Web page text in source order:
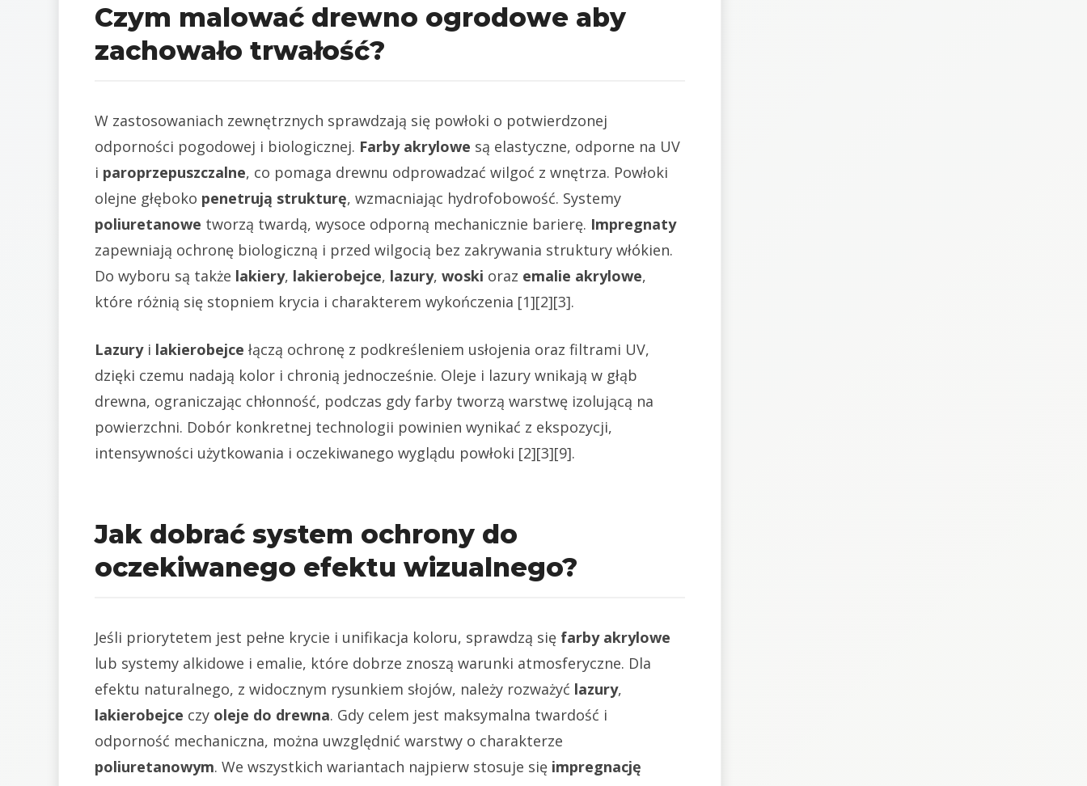
Czym malować drewno ogrodowe aby
zachowało trwałość?
W zastosowaniach zewnętrznych sprawdzają się powłoki o potwierdzonej
odporności pogodowej i biologicznej. Farby akrylowe są elastyczne, odporne na UV
i paroprzepuszczalne, co pomaga drewnu odprowadzać wilgoć z wnętrza. Powłoki
olejne głęboko penetrują strukturę, wzmacniając hydrofobowość. Systemy
poliuretanowe tworzą twardą, wysoce odporną mechanicznie barierę. Impregnaty
zapewniają ochronę biologiczną i przed wilgocią bez zakrywania struktury włókien.
Do wyboru są także lakiery, lakierobejce, lazury, woski oraz emalie akrylowe,
które różnią się stopniem krycia i charakterem wykończenia [1][2][3].
Lazuryi lakierobejce łączą ochronę z podkreśleniem usłojenia oraz filtrami UV,
dzięki czemu nadają kolor i chronią jednocześnie. Oleje i lazury wnikają w głąb
drewna, ograniczając chłonność, podczas gdy farby tworzą warstwę izolującą na
powierzchni. Dobór konkretnej technologii powinien wynikać z ekspozycji,
intensywności użytkowania i oczekiwanego wyglądu powłoki [2][3][9].
Jak dobrać system ochrony do
oczekiwanego efektu wizualnego?
Jeśli priorytetem jest pełne krycie i unifikacja koloru, sprawdzą się farby akrylowe
lub systemy alkidowe i emalie, które dobrze znoszą warunki atmosferyczne. Dla
efektu naturalnego, z widocznym rysunkiem słojów, należy rozważyć lazury,
lakierobejce czy oleje do drewna. Gdy celem jest maksymalna twardość i
odporność mechaniczna, można uwzględnić warstwy o charakterze
poliuretanowym. We wszystkich wariantach najpierw stosuje się impregnację